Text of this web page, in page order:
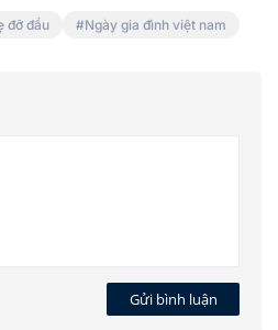
đỡ đầu Ngày gia đình việt nam
Gửi bình luận